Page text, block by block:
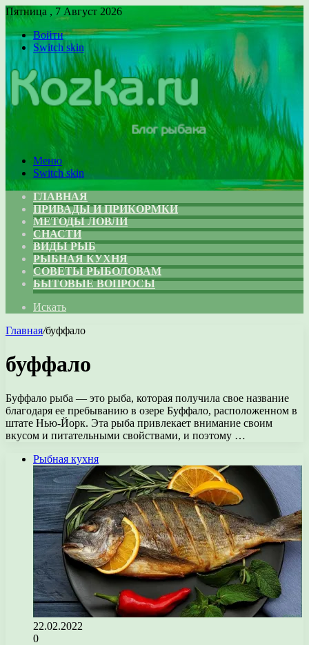
Пятница , 7 Август 2026
Войти
Switch skin
Меню
Switch skin
ГЛАВНАЯ
ПРИВАДЫ И ПРИКОРМКИ
МЕТОДЫ ЛОВЛИ
СНАСТИ
ВИДЫ РЫБ
РЫБНАЯ КУХНЯ
СОВЕТЫ РЫБОЛОВАМ
БЫТОВЫЕ ВОПРОСЫ
Искать
Главная/буффало
буффало
Буффало рыба — это рыба, которая получила свое название
благодаря ее пребыванию в озере Буффало, расположенном в
штате Нью-Йорк. Эта рыба привлекает внимание своим
вкусом и питательными свойствами, и поэтому …
Рыбная кухня
22.02.2022
0